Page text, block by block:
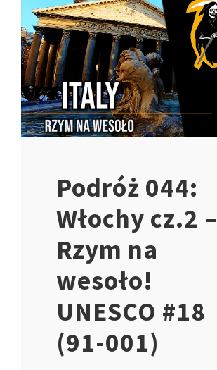
Podróż 044:
Włochy cz.2 –
Rzym na
wesoło!
UNESCO #18
(91-001)